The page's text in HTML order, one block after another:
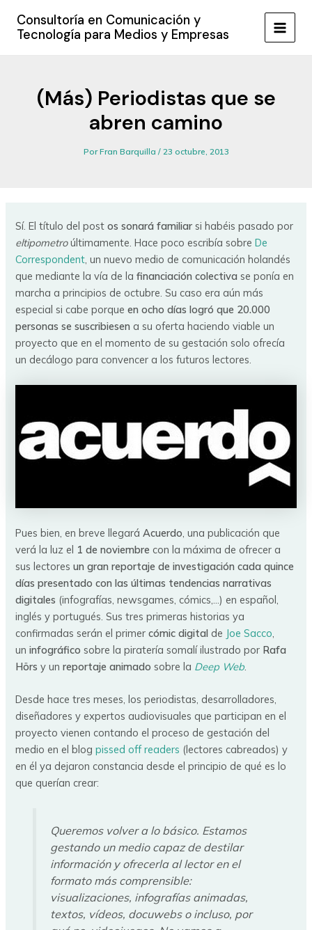
contenido
Consultoría en Comunicación y
Tecnología para Medios y Empresas
MAIN
(Más) Periodistas que se
abren camino
PorFran Barquilla / 23 octubre, 2013
Sí. El título del postos sonará familiar si habéis pasado por
eltipometroúltimamente. Hace poco escribía sobreDe
Correspondent, un nuevo medio de comunicación holandés
que mediante la vía de lafinanciación colectiva se ponía en
marcha a principios de octubre. Su caso era aún más
especial si cabe porqueen ocho días logró que 20.000
personas se suscribiesen a su oferta haciendo viable un
proyecto que en el momento de su gestación solo ofrecía
un decálogo para convencer a los futuros lectores.
Pues bien, en breve llegaráAcuerdo , una publicación que
verá la luz el 1 de noviembre con la máxima de ofrecer a
sus lectoresun gran reportaje de investigación cada quince
días presentado con las últimas tendencias narrativas
digitales (infografías, newsgames, cómics,…) en español,
inglés y portugués. Sus tres primeras historias ya
confirmadas serán el primercómic digital de Joe Sacco
un infográfico sobre la piratería somalí ilustrado por Rafa
Hörs y unreportaje animado sobre la Deep Web
Desde hace tres meses, los periodistas, desarrolladores,
diseñadores y expertos audiovisuales que participan en el
proyecto vienen contando el proceso de gestación del
medio en el blogpissed off readers (lectores cabreados) y
en él ya dejaron constancia desde el principio de qué es lo
que querían crear:
Queremos volver a lo básico. Estamos
gestando un medio capaz de destilar
información y ofrecerla al lector en el
formato más comprensible:
visualizaciones, infografías animadas,
textos, vídeos, docuwebs o incluso, por